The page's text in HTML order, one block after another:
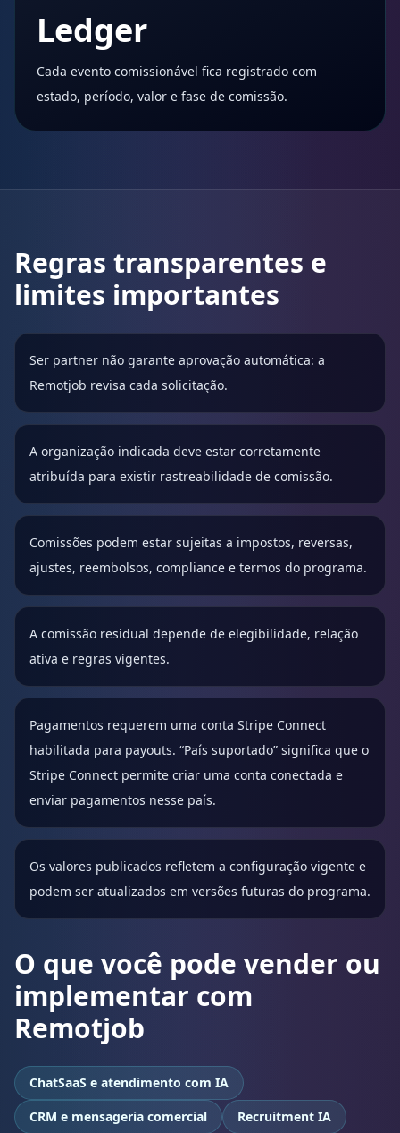
Ledger
Cada evento comissionável fica registrado com
estado, período, valor e fase de comissão.
Regras transparentes e
limites importantes
Ser partner não garante aprovação automática: a
Remotjob revisa cada solicitação.
A organização indicada deve estar corretamente
atribuída para existir rastreabilidade de comissão.
Comissões podem estar sujeitas a impostos, reversas,
ajustes, reembolsos, compliance e termos do programa.
A comissão residual depende de elegibilidade, relação
ativa e regras vigentes.
Pagamentos requerem uma conta Stripe Connect
habilitada para payouts. “País suportado” significa que o
Stripe Connect permite criar uma conta conectada e
enviar pagamentos nesse país.
Os valores publicados refletem a configuração vigente e
podem ser atualizados em versões futuras do programa.
O que você pode vender ou
implementar com
Remotjob
ChatSaaS e atendimento com IA
CRM e mensageria comercial
Recruitment IA